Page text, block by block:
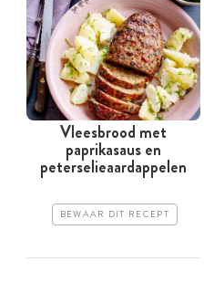
Vleesbrood met
paprikasaus en
peterselieaardappelen
BEWAAR DIT RECEPT